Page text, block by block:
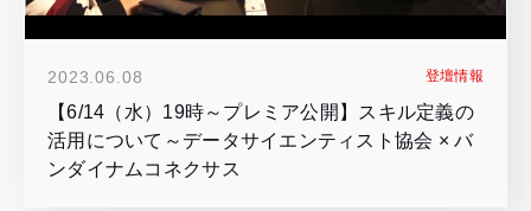
2023.06.08 登壇情報
【6/14（水）19時～プレミア公開】スキル定義の
活用について～データサイエンティスト協会 × バ
ンダイナムコネクサス